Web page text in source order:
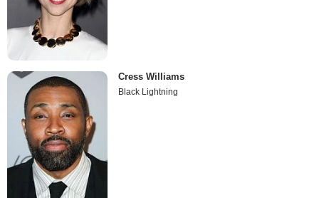
Cress Williams
Black Lightning